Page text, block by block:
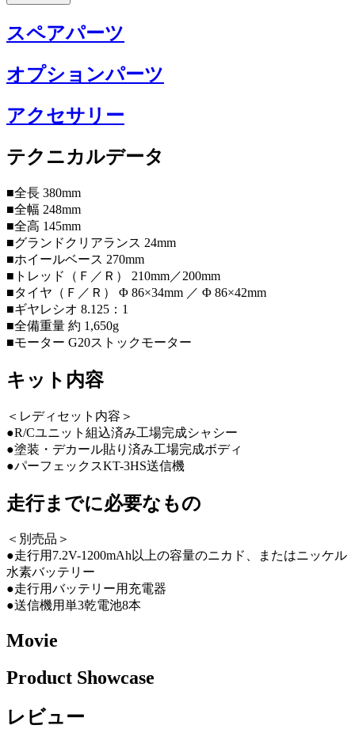
スペアパーツ
オプションパーツ
アクセサリー
テクニカルデータ
■全長 380mm
■全幅 248mm
■全高 145mm
■グランドクリアランス 24mm
■ホイールベース 270mm
■トレッド（Ｆ／Ｒ） 210mm／200mm
■タイヤ（Ｆ／Ｒ） Φ 86×34mm ／ Φ 86×42mm
■ギヤレシオ 8.125：1
■全備重量 約 1,650g
■モーター G20ストックモーター
キット内容
＜レディセット内容＞
●R/Cユニット組込済み工場完成シャシー
●塗装・デカール貼り済み工場完成ボディ
●パーフェックスKT-3HS送信機
走行までに必要なもの
＜別売品＞
●走行用7.2V-1200mAh以上の容量のニカド、またはニッケル
水素バッテリー
●走行用バッテリー用充電器
●送信機用単3乾電池8本
Movie
Product Showcase
レビュー